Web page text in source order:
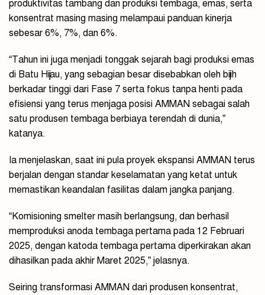
produktivitas tambang dan produksi tembaga, emas, serta
konsentrat masing masing melampaui panduan kinerja
sebesar 6%, 7%, dan 6%.
“Tahun ini juga menjadi tonggak sejarah bagi produksi emas
di Batu Hijau, yang sebagian besar disebabkan oleh bijih
berkadar tinggi dari Fase 7 serta fokus tanpa henti pada
efisiensi yang terus menjaga posisi AMMAN sebagai salah
satu produsen tembaga berbiaya terendah di dunia,”
katanya.
Ia menjelaskan, saat ini pula proyek ekspansi AMMAN terus
berjalan dengan standar keselamatan yang ketat untuk
memastikan keandalan fasilitas dalam jangka panjang.
“Komisioning smelter masih berlangsung, dan berhasil
memproduksi anoda tembaga pertama pada 12 Februari
2025, dengan katoda tembaga pertama diperkirakan akan
dihasilkan pada akhir Maret 2025,” jelasnya.
Seiring transformasi AMMAN dari produsen konsentrat,